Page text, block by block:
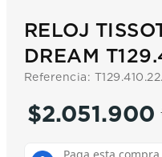
RELOJ
DREAM
Referencia:
$2.051.900